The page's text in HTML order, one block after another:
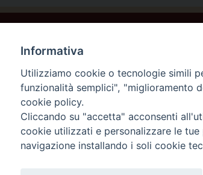
Alberione e la famiglia Paolina ©2020
Informativa
Utilizziamo cookie o tecnologie simili
funzionalità semplici", "miglioramento
cookie policy.
Cliccando su "accetta" acconsenti
cookie utilizzati e personalizzare le
navigazione installando i soli cookie